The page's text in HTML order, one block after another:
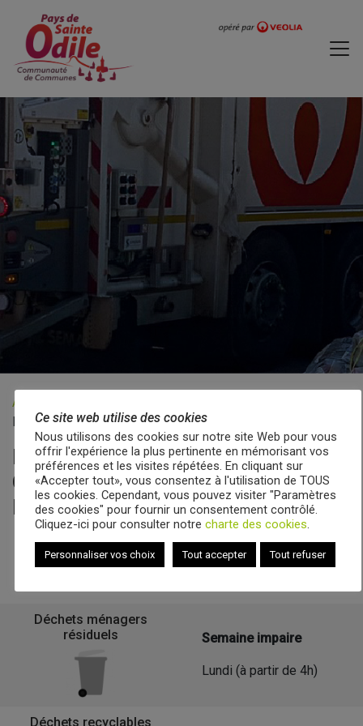
Accueil
Décapole, Roselières, Europe Nord
Le calendrier de collecte de
OBERNAI – Décapole, Roselières,
Europe Nord
Retour à la liste des communes
Déchets ménagers
résiduels
Semaine impaire
Lundi (à partir de 4h)
Déchets recyclables
Ce site web utilise des cookies
Nous utilisons des cookies sur notre site Web pour vous
offrir l'expérience la plus pertinente en mémorisant vos
préférences et les visites répétées. En cliquant sur
«Accepter tout», vous consentez à l'utilisation de TOUS
les cookies. Cependant, vous pouvez visiter "Paramètres
des cookies" pour fournir un consentement contrôlé.
Cliquez-ici pour consulter notre charte des cookies.
Personnaliser vos choix Tout accepter Tout refuser